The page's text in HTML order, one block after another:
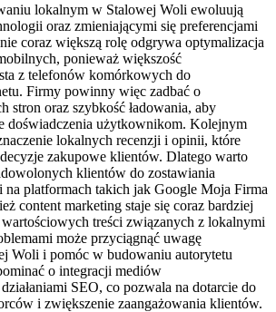
lokalnym w Stalowej Woli ewoluują
oraz zmieniającymi się preferencjami
coraz większą rolę odgrywa optymalizacja
ponieważ większość
z telefonów komórkowych do
Firmy powinny więc zadbać o
stron oraz szybkość ładowania, aby
doświadczenia użytkownikom. Kolejnym
lokalnych recenzji i opinii, które
zakupowe klientów. Dlatego warto
klientów do zostawiania
platformach takich jak Google Moja Firma
content marketing staje się coraz bardziej
treści związanych z lokalnymi
może przyciągnąć uwagę
Woli i pomóc w budowaniu autorytetu
o integracji mediów
SEO, co pozwala na dotarcie do
i zwiększenie zaangażowania klientów.